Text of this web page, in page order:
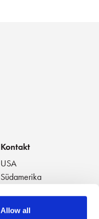
Allow all
Kontakt
USA
Südamerika